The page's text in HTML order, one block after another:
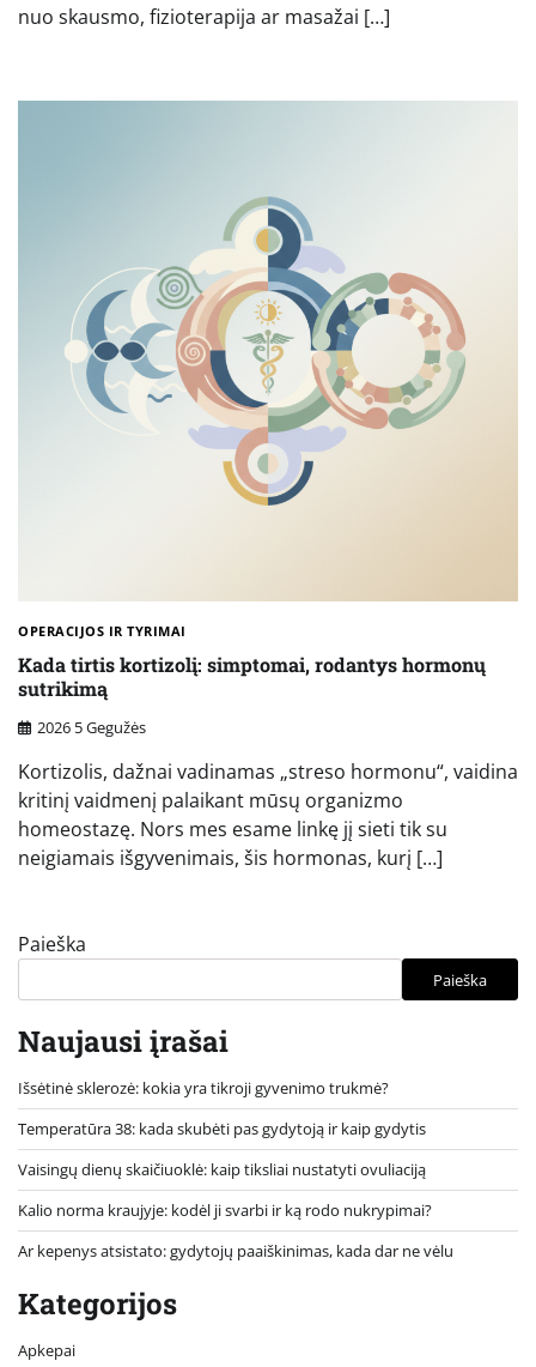
nuo skausmo, fizioterapija ar masažai […]
OPERACIJOS IR TYRIMAI
Kada tirtis kortizolį: simptomai, rodantys hormonų
sutrikimą
2026 5 Gegužės
Kortizolis, dažnai vadinamas „streso hormonu“, vaidina
kritinį vaidmenį palaikant mūsų organizmo
homeostazę. Nors mes esame linkę jį sieti tik su
neigiamais išgyvenimais, šis hormonas, kurį […]
Paieška
Paieška
Naujausi įrašai
Išsėtinė sklerozė: kokia yra tikroji gyvenimo trukmė?
Temperatūra 38: kada skubėti pas gydytoją ir kaip gydytis
Vaisingų dienų skaičiuoklė: kaip tiksliai nustatyti ovuliaciją
Kalio norma kraujyje: kodėl ji svarbi ir ką rodo nukrypimai?
Ar kepenys atsistato: gydytojų paaiškinimas, kada dar ne vėlu
Kategorijos
Apkepai